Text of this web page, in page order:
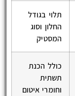
תלוי בגודל
החלון וסוג
המסטיק
כולל הכנת
תשתית
וחומרי איטום